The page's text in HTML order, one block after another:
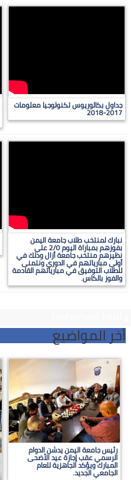
جداول بكالوريوس تكنولوجيا معلومات
2017-2018
نبارك لمنتخب طلاب جامعة اليمن
بفوزهم بمباراة اليوم 2/0 على
نظيرهم منتخب جامعة أزال وذلك في
أولى مبارياتهم في الدوري ونتمنى
للطلاب التوفيق في مبارياتهم القادمة
والفوز بالكاس.
أخر المواضيع
رئيس جامعة اليمن يدشن الدوام
الرسمي عقب إجازة عيد الأضحى
المبارك ويؤكد الجاهزية للعام
الجامعي الجديد.